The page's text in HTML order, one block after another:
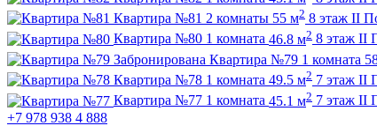
Квартира №81 2 комнаты 55 м2 8 этаж II
Квартира №80 1 комната 46.8 м2 8 этаж II
Забронирована Квартира №79 1 комната
Квартира №78 1 комната 49.5 м2 7 этаж II
Квартира №77 1 комната 45.1 м2 7 этаж II
+7 978 938 4 888